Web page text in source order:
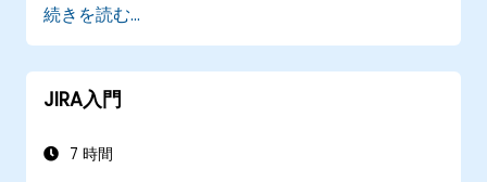
ビジネスプロセスやワークフローおよびワー
クフロースキームの仕組みを理解し、適切に
運用する。
基本的な検索から高度な分析まで実行でき
レポートの作成および内容確認が可能とな
続きを読む...
JIRA入門
7 時間